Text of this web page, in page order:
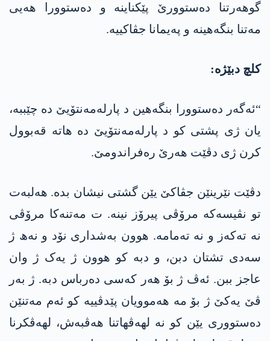
گوھەرتنا دەستوورێ پێکناینە و دەستوورا ھەیی
مەتنا بنگەھینە و پەیمانا جڤاکییە.
کلچ دبێژە:
“ئەگەر دەستوورا بنگەهین د پارلەمەنتۆیێ دە چێببە،
یان ژی پشتی کو د پارلەمەنتۆیێ دە ھاتە قەبوول
کرن ژی دڤێت ھەرێ رەفراندومێ.
دڤێت نێرینێن جڤاکێ یێن گشتی نیشان بدە. ھەلبەت
تو نڤیسەکە مرۆڤی پیرۆز نینە. ت مەتنەکا مرۆڤی
نە تەکەز و نە تەمامە. ھوون بەشداری نۆد و نەھ ژ
سەدی تشتان دبن، و دبە کو ھوون ژ یەک ژ وان
عاجز ببن. ئەڤ ژ بۆ ھەر کەسی دەرباس دبە. ژ بەر
ڤێ یەکێ ژ بۆ مە ھەموویان پێدڤییە کو ئەم مەتنێن
دەستووری یێن کو نە لھەڤھاتنا ھەڤبەش، لھەڤکرنا